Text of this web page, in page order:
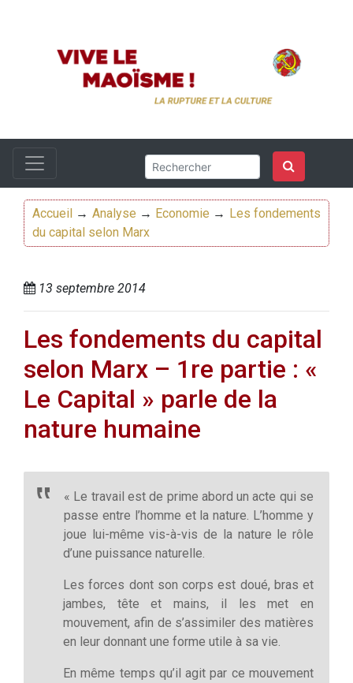
Accueil → Analyse → Economie → Les fondements
du capital selon Marx
13 septembre 2014
Les fondements du capital
selon Marx – 1re partie : «
Le Capital » parle de la
nature humaine
« Le travail est de prime abord un acte qui se
passe entre l’homme et la nature. L’homme y
joue lui-même vis-à-vis de la nature le rôle
d’une puissance naturelle.
Les forces dont son corps est doué, bras et
jambes, tête et mains, il les met en
mouvement, afin de s’assimiler des matières
en leur donnant une forme utile à sa vie.
En même temps qu’il agit par ce mouvement